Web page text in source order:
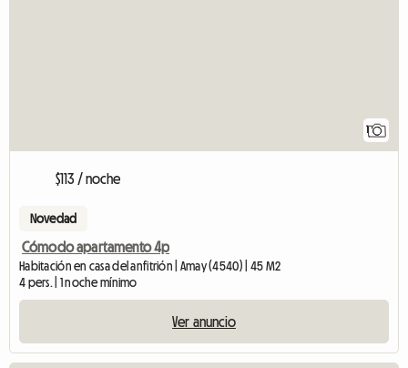
1
$113 / noche
Novedad
Cómodo apartamento 4p
Habitación en casa del anfitrión | Amay (4540) | 45 M2
4 pers. | 1 noche mínimo
Ver anuncio